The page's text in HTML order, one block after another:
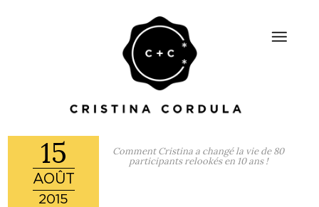
15
AOÛT
2015
Comment Cristina a changé la vie de 80
participants relookés en 10 ans !